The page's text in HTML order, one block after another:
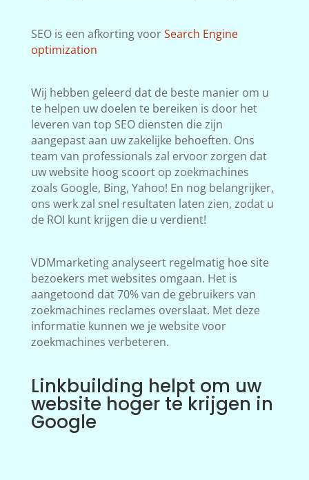
SEO is een afkorting voorSearch Engine
optimization
Wij hebben geleerd dat de beste manier om u
te helpen uw doelen te bereiken is door het
leveren van top SEO diensten die zijn
aangepast aan uw zakelijke behoeften. Ons
team van professionals zal ervoor zorgen dat
uw website hoog scoort op zoekmachines
zoals Google, Bing, Yahoo! En nog belangrijker,
ons werk zal snel resultaten laten zien, zodat u
de ROI kunt krijgen die u verdient!
VDMmarketing analyseert regelmatig hoe site
bezoekers met websites omgaan. Het is
aangetoond dat 70% van de gebruikers van
zoekmachines reclames overslaat. Met deze
informatie kunnen we je website voor
zoekmachines verbeteren.
Linkbuilding helpt om uw
website hoger te krijgen in
Google